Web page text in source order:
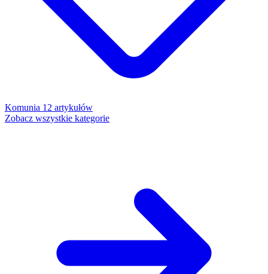
Komunia 12 artykułów
Zobacz wszystkie kategorie